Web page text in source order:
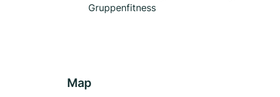
Gruppenfitness
Map